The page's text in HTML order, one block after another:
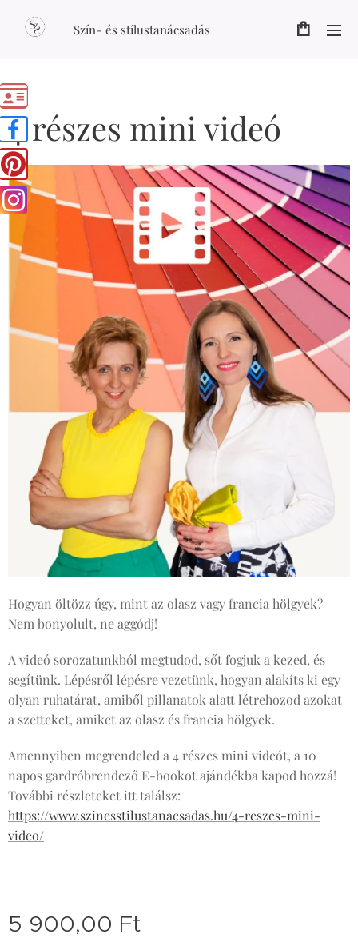
Szín- és stílustanácsadás
4 részes mini videó
Hogyan öltözz úgy, mint az olasz vagy francia hölgyek?
Nem bonyolult, ne aggódj!
A videó sorozatunkból megtudod, sőt fogjuk a kezed, és
segítünk. Lépésről lépésre vezetünk, hogyan alakíts ki egy
olyan ruhatárat, amiből pillanatok alatt létrehozod azokat
a szetteket, amiket az olasz és francia hölgyek.
Amennyiben megrendeled a 4 részes mini videót, a 10
napos gardróbrendező E-bookot ajándékba kapod hozzá!
További részleteket itt találsz:
https://www.szinesstilustanacsadas.hu/4-reszes-mini-
video/
5 900,00 Ft